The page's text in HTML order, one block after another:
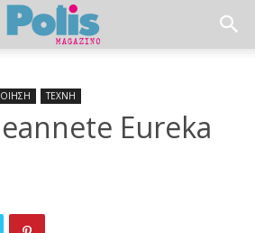
ΤΕΧΝΗ
Eureka